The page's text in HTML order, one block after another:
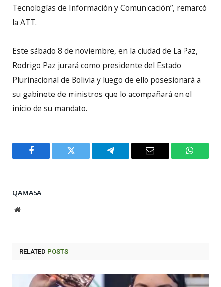
Tecnologías de Información y Comunicación”, remarcó
la ATT.
Este sábado 8 de noviembre, en la ciudad de La Paz,
Rodrigo Paz jurará como presidente del Estado
Plurinacional de Bolivia y luego de ello posesionará a
su gabinete de ministros que lo acompañará en el
inicio de su mandato.
Facebook Twitter Telegram Email
QAMASA
Website
RELATED POSTS